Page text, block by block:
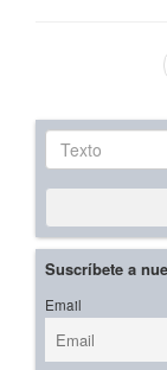
Texto
Suscríbete a
Email